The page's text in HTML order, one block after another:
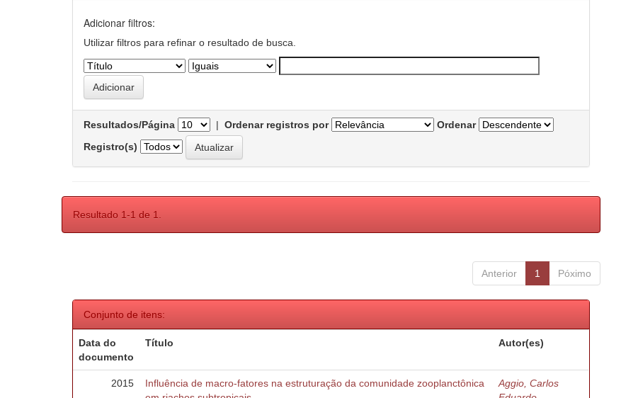
Adicionar filtros:
Utilizar filtros para refinar o resultado de busca.
Resultados/Página | Ordenar registros por
Ordenar
Registro(s)
Resultado 1-1 de 1.
Anterior 1 Póximo
Conjunto de itens:
Data do
documento
Título Autor(es)
2015
Influência de macro-fatores na estruturação da comunidade zooplanctônica
Aggio, Carlos